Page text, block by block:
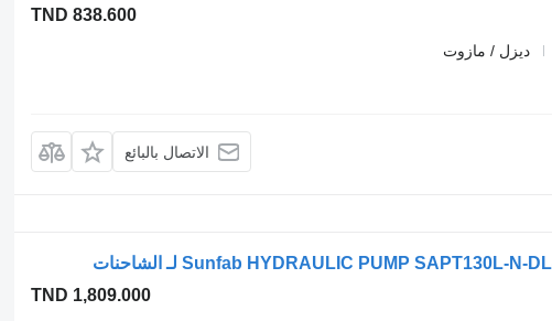
TND 838.600
ديزل / مازوت
الاتصال بالبائع
TND 1,809.000